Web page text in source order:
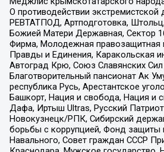
О противодействии экстремистской
РЕВТАТПОД, Артподготовка,
Божией Матери Державная, Сектор
Фирма, Молодежная правозащитная
Правды и Единения, Каракольская
Автоград Крю, Союз Славянских Сил
Благотворительный пансионат Ак
республика Русь, Арестантское
Башкорт, Нация и свобода, Нация и
Дафа, Иртыш Ultras, Русский
Новокузнецк/РПК, Сибирский
борьбы с коррупцией, Фонд защиты
Навального, Совет граждан СССР